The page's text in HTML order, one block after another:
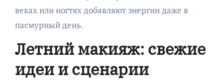
веках или ногтях добавляют энергии даже в
пасмурный день.
Летний макияж: свежие
идеи и сценарии